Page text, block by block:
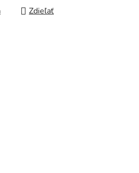
Zdieľať